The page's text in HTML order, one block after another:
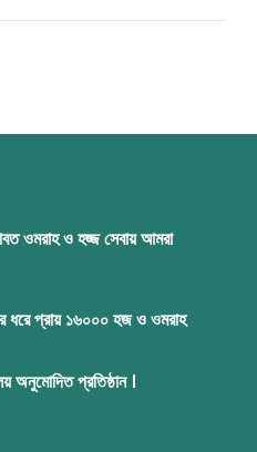
ওমরাহ ও হজ্জ সেবায় আমরা
ধরে প্রায় ১৬০০০ হজ ও ওমরাহ
অনুমোদিত প্রতিষ্ঠান ।